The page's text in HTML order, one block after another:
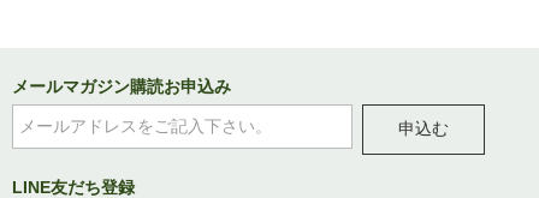
メールマガジン購読お申込み
申込む
LINE友だち登録